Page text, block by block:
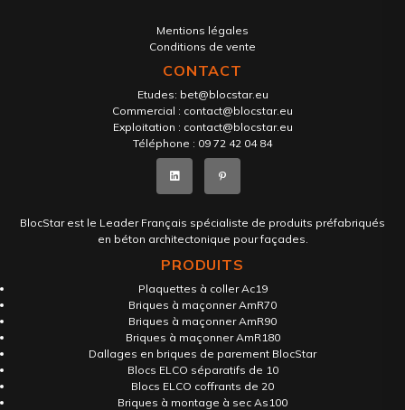
Mentions légales
Conditions de vente
CONTACT
Etudes: bet@blocstar.eu
Commercial : contact@blocstar.eu
Exploitation : contact@blocstar.eu
Téléphone : 09 72 42 04 84
BlocStar est le Leader Français spécialiste de produits préfabriqués
en béton architectonique pour façades.
PRODUITS
Plaquettes à coller Ac19
Briques à maçonner AmR70
Briques à maçonner AmR90
Briques à maçonner AmR180
Dallages en briques de parement BlocStar
Blocs ELCO séparatifs de 10
Blocs ELCO coffrants de 20
Briques à montage à sec As100